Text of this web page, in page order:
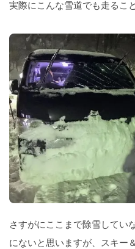
実際にこんな雪道でも走るこ
さすがにここまで除雪してい
にないと思いますが、スキー